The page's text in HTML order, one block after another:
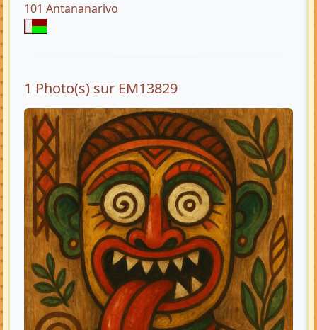
101 Antananarivo
1 Photo(s) sur EM13829